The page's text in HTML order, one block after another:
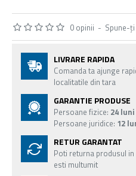
0 opinii - Spune-
LIVRARE RAPIDA
Comanda ta ajunge
localitatile din tara
GARANTIE PRODUSE
Persoane fizice: 24 luni
Persoane juridice: 12
RETUR GARANTAT
Poti returna produsul
esti multumit